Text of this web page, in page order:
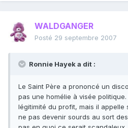
WALDGANGER
Posté 29 septembre 2007
Ronnie Hayek a dit :
Le Saint Père a prononcé un
pas une homélie à visée
légitimité du profit, mais il appelle
ne pas devenir sourds au sort